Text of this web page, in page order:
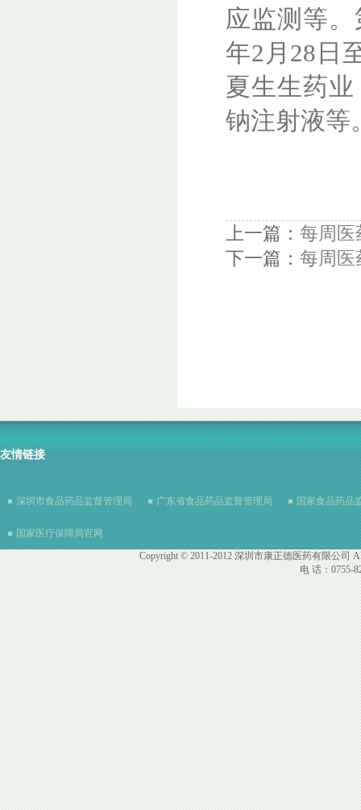
应监测等
年2月28日
夏生生药
钠注射液等
上一篇： 每周
下一篇： 每周
友情链接
深圳市食品药品监督管理局 广东省食品药品监督管理局 国家食品药品
国家医疗保障局官网
Copyright © 2011-2012 深圳市康正德医药有限公司
电 话：0755-